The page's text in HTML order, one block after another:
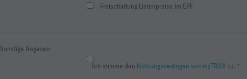
Freischaltung Listenpreise im EPF
Sonstige Angaben
Ich stimme den Nutzungsbedingen von myTROXzu. *